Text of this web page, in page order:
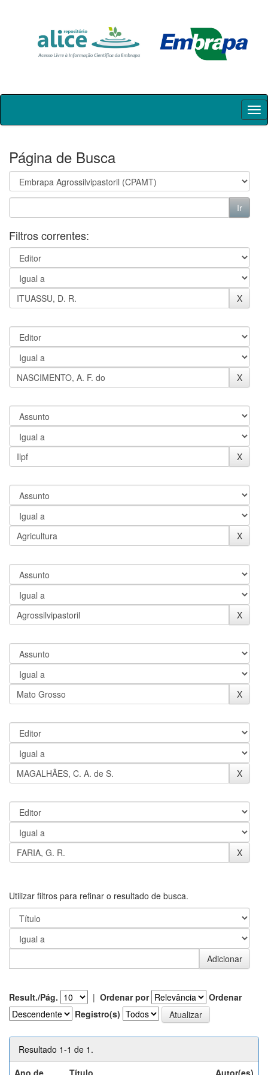
Skip
Página de Busca
Filtros correntes:
Utilizar filtros para refinar o resultado de busca.
Result./Pág. | Ordenar por
Ordenar
Registro(s)
Resultado 1-1 de 1.
Ano de
Título Autor(es)